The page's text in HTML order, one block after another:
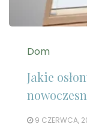
Dom
Jakie
9 CZERWCA,